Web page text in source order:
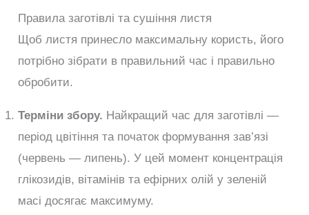
Правила заготівлі та сушіння листя
Щоб листя принесло максимальну користь, його
потрібно зібрати в правильний час і правильно
обробити.
Терміни збору. Найкращий час для заготівлі —
період цвітіння та початок формування зав’язі
(червень — липень). У цей момент концентрація
глікозидів, вітамінів та ефірних олій у зеленій
масі досягає максимуму.